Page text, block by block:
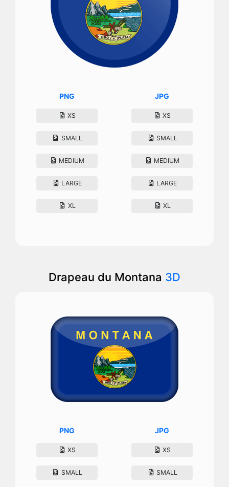
PNG
XS
SMALL
MEDIUM
LARGE
XL
JPG
XS
SMALL
MEDIUM
LARGE
XL
Drapeau du Montana 3D
PNG
XS
SMALL
JPG
XS
SMALL